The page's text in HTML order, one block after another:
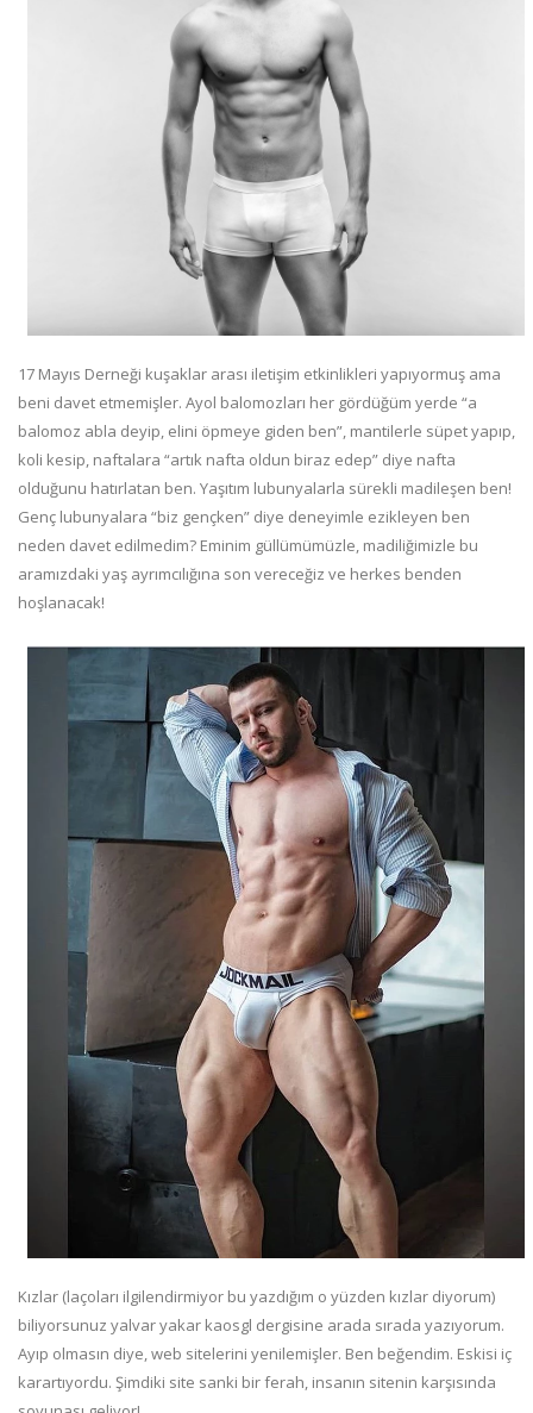
17 Mayıs Derneği kuşaklar arası iletişim etkinlikleri yapıyormuş ama
beni davet etmemişler. Ayol balomozları her gördüğüm yerde “a
balomoz abla deyip, elini öpmeye giden ben”, mantilerle süpet yapıp,
koli kesip, naftalara “artık nafta oldun biraz edep” diye nafta
olduğunu hatırlatan ben. Yaşıtım lubunyalarla sürekli madileşen ben!
Genç lubunyalara “biz gençken” diye deneyimle ezikleyen ben
neden davet edilmedim? Eminim güllümümüzle, madiliğimizle bu
aramızdaki yaş ayrımcılığına son vereceğiz ve herkes benden
hoşlanacak!
Kızlar (laçoları ilgilendirmiyor bu yazdığım o yüzden kızlar diyorum)
biliyorsunuz yalvar yakar kaosgl dergisine arada sırada yazıyorum.
Ayıp olmasın diye, web sitelerini yenilemişler. Ben beğendim. Eskisi iç
karartıyordu. Şimdiki site sanki bir ferah, insanın sitenin karşısında